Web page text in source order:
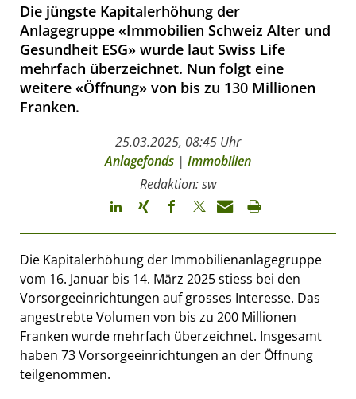
Die jüngste Kapitalerhöhung der
Anlagegruppe «Immobilien Schweiz Alter und
Gesundheit ESG» wurde laut Swiss Life
mehrfach überzeichnet. Nun folgt eine
weitere «Öffnung» von bis zu 130 Millionen
Franken.
25.03.2025, 08:45 Uhr
Anlagefonds | Immobilien
Redaktion: sw
Die Kapitalerhöhung der Immobilienanlagegruppe
vom 16. Januar bis 14. März 2025 stiess bei den
Vorsorgeeinrichtungen auf grosses Interesse. Das
angestrebte Volumen von bis zu 200 Millionen
Franken wurde mehrfach überzeichnet. Insgesamt
haben 73 Vorsorgeeinrichtungen an der Öffnung
teilgenommen.